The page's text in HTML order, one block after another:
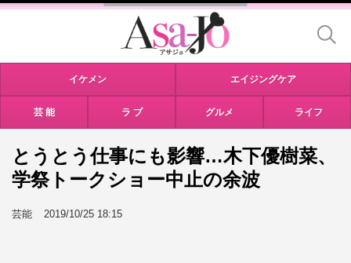
イケメン エイジングケア
芸 能 ラ ブ グルメ ライフ
とうとう仕事にも影響…木下優樹菜、
学祭トークショー中止の余波
芸能 2019/10/25 18:15